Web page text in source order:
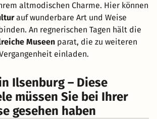
altmodischen Charme. Hier können
auf wunderbare Art und Weise
An regnerischen Tagen hält die
Museen parat, die zu weiteren
einladen.
Ilsenburg – Diese
müssen Sie bei Ihrer
gesehen haben